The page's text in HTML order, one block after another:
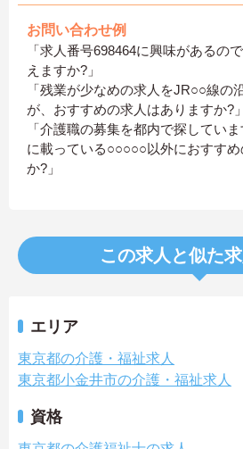
お問い合わせ例
「求人番号698464に興味があるの
えますか?」
「残業が少なめの求人をJR○○線の
が、おすすめの求人はありますか?」
「介護職の募集を都内で探してい
に載っている○○○○○以外におすす
か?」
この求人と似た
エリア
東京都の介護・福祉求人
東京都小金井市の介護・福祉求人
資格